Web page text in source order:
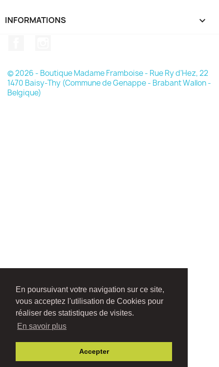
En poursuivant votre navigation sur ce site,
vous acceptez l'utilisation de Cookies pour
réaliser des statistiques de visites.
En savoir plus
Accepter
INFORMATIONS 
© 2026 - Boutique Madame Framboise - Rue Ry d'Hez, 22
1470 Baisy-Thy (Commune de Genappe - Brabant Wallon -
Belgique)